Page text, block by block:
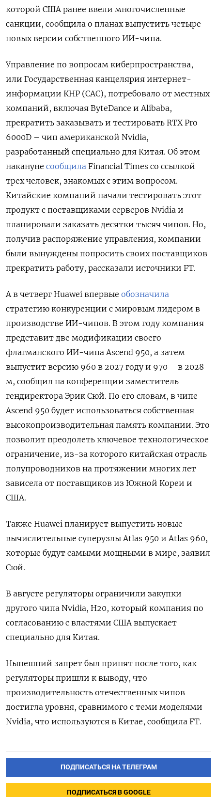
которой США ранее ввели многочисленные
санкции, сообщила о планах выпустить четыре
новых версии собственного ИИ-чипа.
Управление по вопросам киберпространства,
или Государственная канцелярия интернет-
информации КНР (CAC), потребовало от местных
компаний, включая ByteDance и Alibaba,
прекратить заказывать и тестировать RTX Pro
6000D – чип американской Nvidia,
разработанный специально для Китая. Об этом
накануне сообщила Financial Times со ссылкой
трех человек, знакомых с этим вопросом.
Китайские компаний начали тестировать этот
продукт с поставщиками серверов Nvidia и
планировали заказать десятки тысяч чипов. Но,
получив распоряжение управления, компании
были вынуждены попросить своих поставщиков
прекратить работу, рассказали источники FT.
А в четверг Huawei впервые обозначила
стратегию конкуренции с мировым лидером в
производстве ИИ-чипов. В этом году компания
представит две модификации своего
флагманского ИИ-чипа Ascend 950, а затем
выпустит версию 960 в 2027 году и 970 – в 2028-
м, сообщил на конференции заместитель
гендиректора Эрик Сюй. По его словам, в чипе
Ascend 950 будет использоваться собственная
высокопроизводительная память компании. Это
позволит преодолеть ключевое технологическое
ограничение, из-за которого китайская отрасль
полупроводников на протяжении многих лет
зависела от поставщиков из Южной Кореи и
США.
Также Huawei планирует выпустить новые
вычислительные суперузлы Atlas 950 и Atlas 960,
которые будут самыми мощными в мире, заявил
Сюй.
В августе регуляторы ограничили закупки
другого чипа Nvidia, H20, который компания по
согласованию с властями США выпускает
специально для Китая.
Нынешний запрет был принят после того, как
регуляторы пришли к выводу, что
производительность отечественных чипов
достигла уровня, сравнимого с теми моделями
Nvidia, что используются в Китае, сообщила FT.
ПОДПИСАТЬСЯ НА ТЕЛЕГРАМ
ПОДПИСАТЬСЯ В GOOGLE